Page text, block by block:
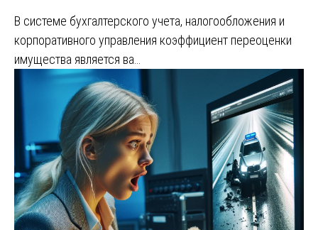
В системе бухгалтерского учета, налогообложения и
корпоративного управления коэффициент переоценки
имущества является ва…